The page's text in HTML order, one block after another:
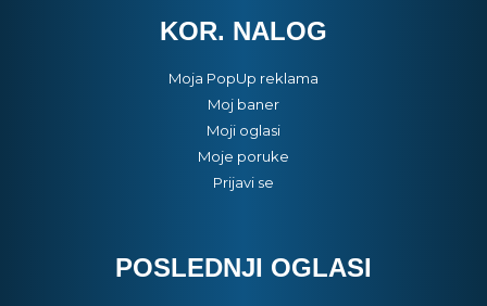
KOR. NALOG
Moja PopUp reklama
Moj baner
Moji oglasi
Moje poruke
Prijavi se
POSLEDNJI OGLASI